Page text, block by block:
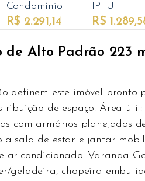
Condomínio
R$ 2.291,14
IPTU
R$
Alto Padrão 223
definem este imóvel pronto
de espaço. Área
com armários planejados
sala de estar e jantar
ar-condicionado. Varanda
geladeira, chopeira